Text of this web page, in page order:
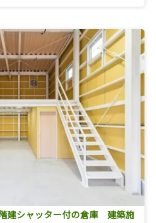
建シャッター付の倉庫 建築施